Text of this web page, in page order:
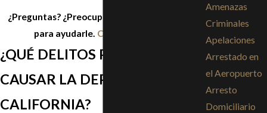
¿Preguntas? ¿Preocupaciones? Estamos aquí
para ayudarle. Contáctenos hoy
¿QUÉ DELITOS PUEDEN
CAUSAR LA DEPORTACIÓN EN
CALIFORNIA?
Amenazas
Criminales
Apelaciones
Arrestado en
el Aeropuerto
Arresto
Domiciliario